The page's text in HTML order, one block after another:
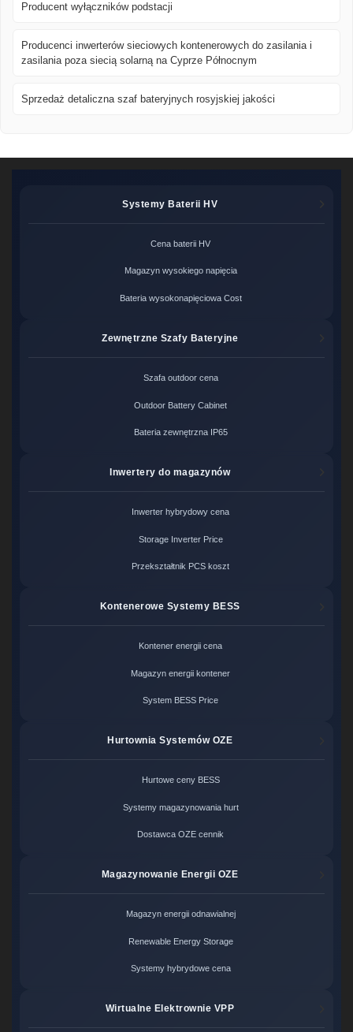
Producent wyłączników podstacji
Producenci inwerterów sieciowych kontenerowych do zasilania i
zasilania poza siecią solarną na Cyprze Północnym
Sprzedaż detaliczna szaf bateryjnych rosyjskiej jakości
Systemy Baterii HV
Cena baterii HV
Magazyn wysokiego napięcia
Bateria wysokonapięciowa Cost
Zewnętrzne Szafy Bateryjne
Szafa outdoor cena
Outdoor Battery Cabinet
Bateria zewnętrzna IP65
Inwertery do magazynów
Inwerter hybrydowy cena
Storage Inverter Price
Przekształtnik PCS koszt
Kontenerowe Systemy BESS
Kontener energii cena
Magazyn energii kontener
System BESS Price
Hurtownia Systemów OZE
Hurtowe ceny BESS
Systemy magazynowania hurt
Dostawca OZE cennik
Magazynowanie Energii OZE
Magazyn energii odnawialnej
Renewable Energy Storage
Systemy hybrydowe cena
Wirtualne Elektrownie VPP